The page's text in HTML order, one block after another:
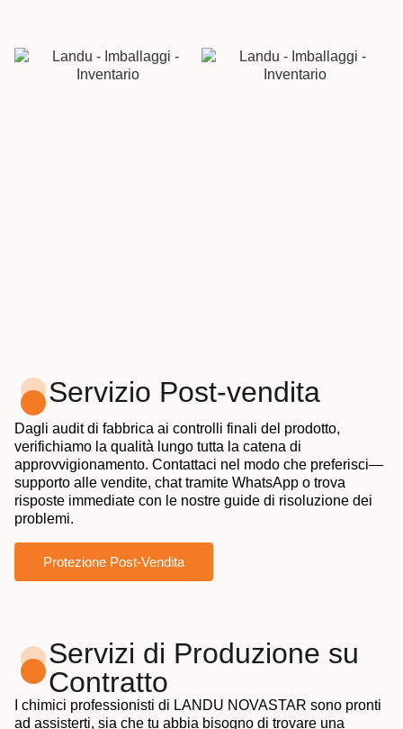
Servizio Post-vendita
Dagli audit di fabbrica ai controlli finali del prodotto,
verifichiamo la qualità lungo tutta la catena di
approvvigionamento. Contattaci nel modo che preferisci—
supporto alle vendite, chat tramite WhatsApp o trova
risposte immediate con le nostre guide di risoluzione dei
problemi.
Protezione Post-Vendita
Servizi di Produzione su
Contratto
I chimici professionisti di LANDU NOVASTAR sono pronti
ad assisterti, sia che tu abbia bisogno di trovare una